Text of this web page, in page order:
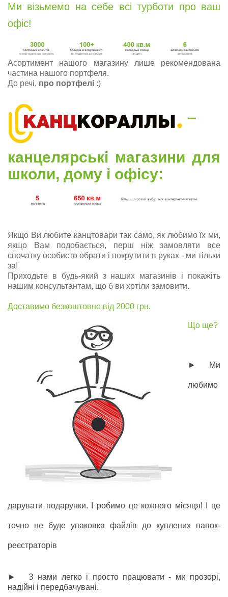
Ми візьмемо на себе всі турботи про ваш
офіс!
Асортимент нашого магазину лише рекомендована
частина нашого портфеля.
До речі, про портфелі :)
–
канцелярські магазини для
школи, дому і офісу:
Якщо Ви любите канцтовари так само, як любимо їх ми,
якщо Вам подобається, перш ніж замовляти все
спочатку особисто обрати і покрутити в руках - ми тільки
за!
Приходьте в будь-який з наших магазинів і покажіть
нашим консультантам, що б ви хотіли замовити.
Доставимо безкоштовно від 2000 грн.
Що ще?
► Ми
любимо
дарувати подарунки. І робимо це кожного місяця! І це
точно не буде упаковка файлів до куплених папок-
реєстраторів
► З нами легко і просто працювати - ми прозорі,
надійні і передбачувані.